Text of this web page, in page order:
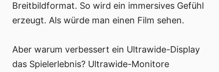
Breitbildformat. So wird ein immersives Gefühl
erzeugt. Als würde man einen Film sehen.
Aber warum verbessert ein Ultrawide-Display
das Spielerlebnis? Ultrawide-Monitore